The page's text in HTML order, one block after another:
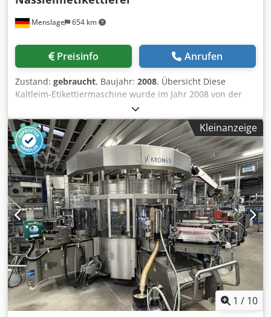
Magazinbeschickung Lieferumfang (H3) - 1 x
Dcjdpfx Aswd Uk Sjarjk - 2 x Integrierte Lasercodierer |
Bluhm - Komplette Etikettiereinrichtung mit Formatteilen
für 11 Flaschenformate - Kaltleimaggregate, Leimpaletten,
Greiferarme und automatisches Magazin - Technische
Dokumentation
Menslage 654 km
Preisinfo Anrufen
Zustand: gebraucht, Baujahr: 2008, Übersicht Diese
Kaltleim-Etikettiermaschine wurde im Jahr 2008 von der
deutschen Firma Gernep hergestellt. Die Maschine ist für
das Aufbringen von Etiketten mit Kaltleim ausgelegt und
ist sofort verfügbar. Technische Daten - Hersteller: Gernep
- Modell: Labetta 4/3/10 640 2A - Baujahr: 2008 -
Drehrichtung: Linkslaufende Maschine (Flaschenteller
dreht sich gegen den Uhrzeigersinn) - Nennleistung:
14.000 Flaschen/Stunde Dcjdpfx Aaowaxyiorek - Regelbar
von 3.000 - 15.000 Flaschen/Stunde - 2 Kaltleimaggregate -
Etiketten-Positionen: Rumpf, Brust, Rückseite -
Flaschenformate: - 0.5L NRW Flasche - 0,33L Vichy-Flasche -
0,33L Ale-Flasche
Kleinanzeige
1 / 10